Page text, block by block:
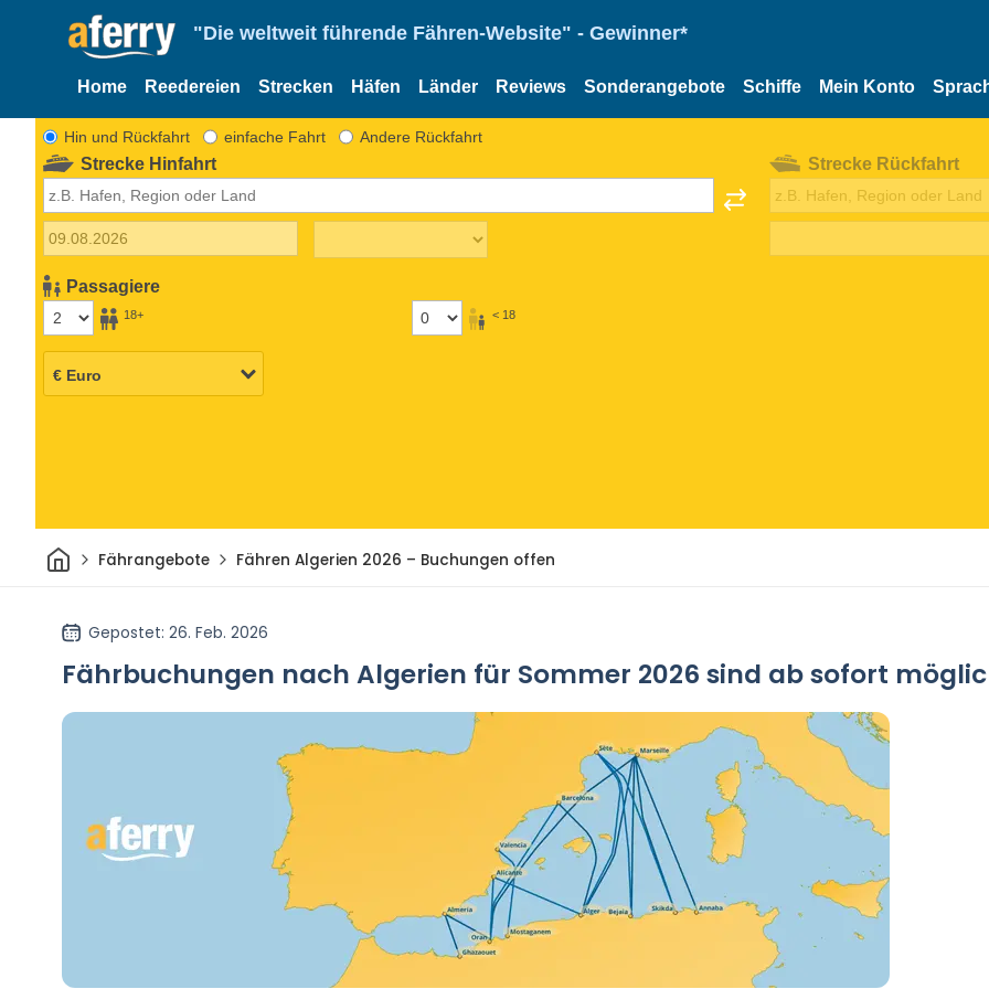
"Die weltweit führende Fähren-Website" - Gewinner*
Home Reedereien Strecken Häfen Länder Reviews Sonderangebote Schiffe Mein Konto
Hin und Rückfahrt einfache Fahrt Andere Rückfahrt
Strecke Hinfahrt
Passagiere
18+ < 18
Strecke Rückfahrt
HeimFährangebote Fähren Algerien 2026 – Buchungen offen
Gepostet: 26. Feb. 2026
Fährbuchungen nach Algerien für Sommer 2026 sind ab sofort